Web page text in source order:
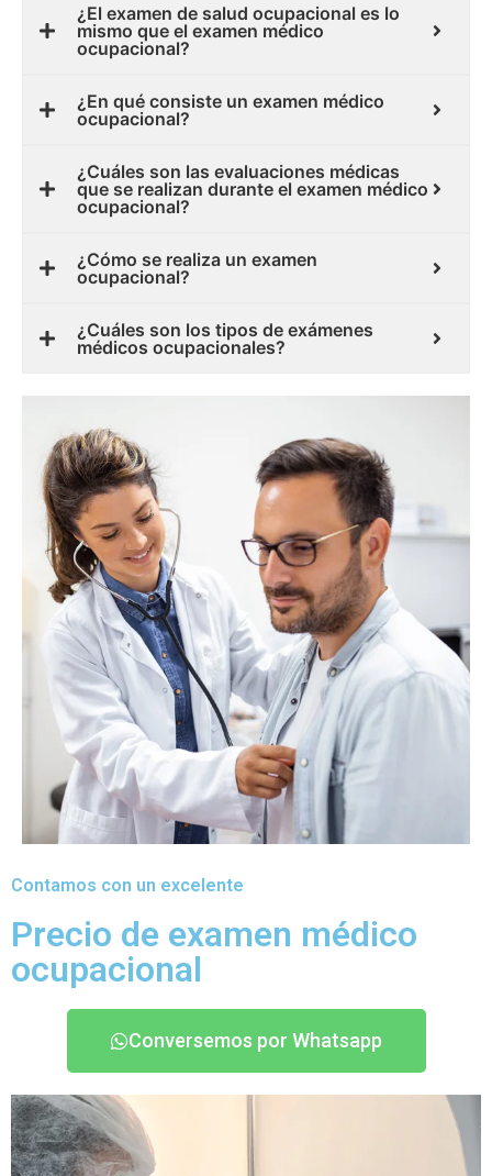
¿El examen de salud ocupacional es lo
mismo que el examen médico
ocupacional?
¿En qué consiste un examen médico
ocupacional?
¿Cuáles son las evaluaciones médicas
que se realizan durante el examen médico
ocupacional?
¿Cómo se realiza un examen
ocupacional?
¿Cuáles son los tipos de exámenes
médicos ocupacionales?
Contamos con un excelente
Precio de examen médico
ocupacional
Conversemos por Whatsapp